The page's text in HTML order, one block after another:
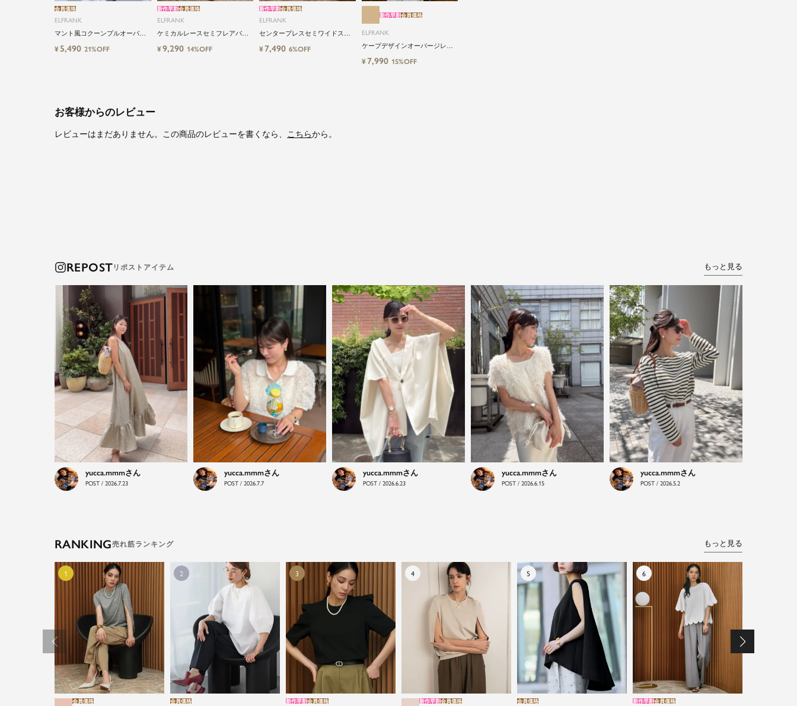
ELFRANK
マント風コクーンプルオーバー
Washable
会員価格
¥5,490 21%OFF
ELFRANK
ケミカルレースセミフレアパン
新作早割会員価格
¥9,290 14%OFF
ELFRANK
センタープレスセミワイドスト
レートパンツ Washable
新作早割会員価格
¥7,490 6%OFF
ELFRANK
ケープデザインオーバージレ
Washable
新作早割会員価格
¥7,990 15%OFF
お客様からのレビュー
レビューはまだありません。この商品のレビューを書くなら、 こちらから。
ELFRANK（エルフランク）は、「上品さ」と「気さく
さ」をバランスよく取り入れた、大人のためのカジュ
アルブランドです。
毎日の中に自然と取り入れたくなる、でもどこか目を
引く。そんな日常と特別の間を行き来するスタイルを
提案しています。
REPOST もっと見る
yucca.mmm
POST / 2026.7.23
yucca.mmm
POST / 2026.7.7
yucca.mmm
POST / 2026.6.23
yucca.mmm
POST / 2026.6.15
yucca.mmm
POST / 2026.5.2
RANKING もっと見る
会員価格 会員価格 新作早割会員価格 新作早割会員価格 会員価格 新作早割会員価格